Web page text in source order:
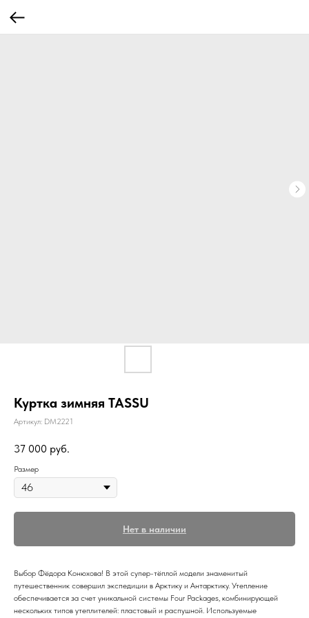
Куртка зимняя TASSU
Артикул: DM2221
37 000 руб.
Размер
Нет в наличии
Выбор Фёдора Конюхова! В этой супер-тёплой модели знаменитый
путешественник совершил экспедиции в Арктику и Антарктику. Утепление
обеспечивается за счет уникальной системы Four Packages, комбинирующей
нескольких типов утеплителей: пластовый и распушной. Используемые